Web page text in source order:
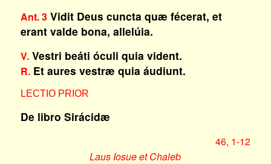
Ant. 3Vidit Deus cuncta quæ fécerat, et
erant valde bona, allelúia.
V.Vestri beáti óculi quia vident.
R.Et aures vestræ quia áudiunt.
LECTIO PRIOR
De libro Sirácidæ
46, 1-12
Laus Iosue et Chaleb